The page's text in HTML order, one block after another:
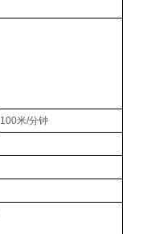
100米/分钟